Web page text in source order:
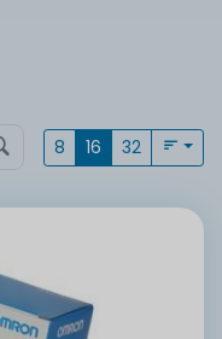
8 16 32